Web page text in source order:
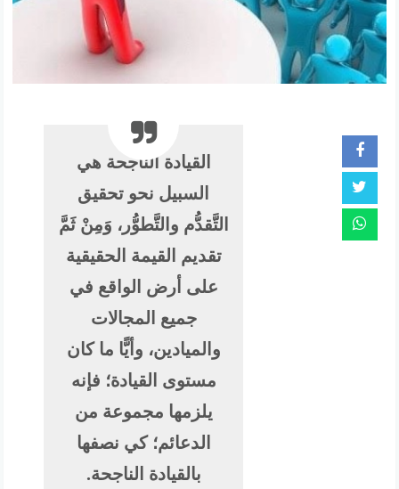
القيادة الناجحة هي
السبيل نحو تحقيق
التَّقدُّم والتَّطوُّر، وَمِنْ ثَمَّ
تقديم القيمة الحقيقية
على أرض الواقع في
جميع المجالات
والميادين، وأيًّا ما كان
مستوى القيادة؛ فإنه
يلزمها مجموعة من
الدعائم؛ كي نصفها
بالقيادة الناجحة.